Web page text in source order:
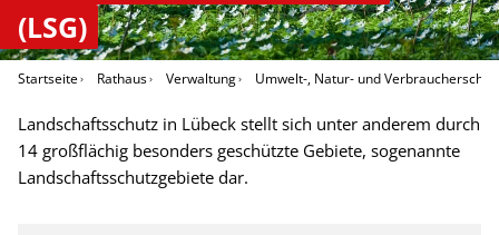
(LSG)
Startseite Rathaus Verwaltung Umwelt-, Natur- und
Landschaftsschutz in Lübeck stellt sich unter anderem durch
14 großflächig besonders geschützte Gebiete, sogenannte
Landschaftsschutzgebiete dar.